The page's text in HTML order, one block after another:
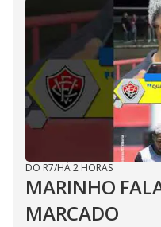
DO R7/HÁ 2 HORAS
MARINHO
MARCADO